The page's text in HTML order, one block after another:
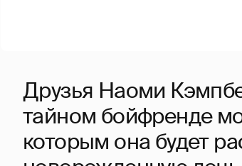
Друзья Наоми
тайном бойфренде
которым она будет